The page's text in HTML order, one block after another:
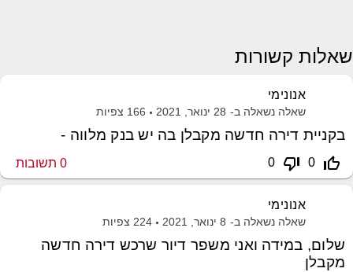
שאלות קשורות
אנונימי
שאלה נשאלה ב- 28 ינואר, 2021 166 צפיות
בקניית דירה חדשה מקבלן בה יש בנק מלווה -
thumb_up_off_alt
0
thumb_down_off_alt
0
0 תשובות
אנונימי
שאלה נשאלה ב- 8 ינואר, 2021 224 צפיות
שלום, במידה ואני משפר דיור שרכש דירה חדשה
מקבלן